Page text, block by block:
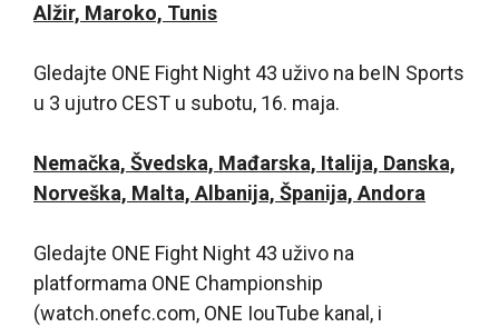
Alžir, Maroko, Tunis
Gledajte ONE Fight Night 43 uživo na beIN Sports
u 3 ujutro CEST u subotu, 16. maja.
Nemačka, Švedska, Mađarska, Italija, Danska,
Norveška, Malta, Albanija, Španija, Andora
Gledajte ONE Fight Night 43 uživo na
platformama ONE Championship
(watch.onefc.com, ONE IouTube kanal, i